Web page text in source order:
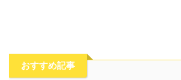
おすすめ記事